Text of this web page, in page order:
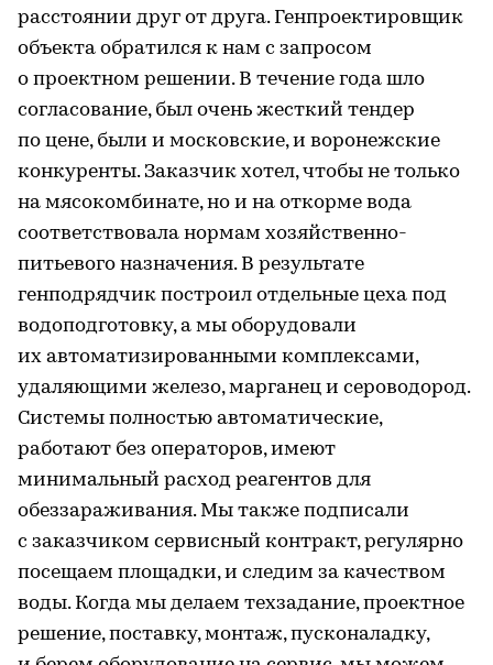
расстоянии друг от друга. Генпроектировщик
объекта обратился к нам с запросом
о проектном решении. В течение года шло
согласование, был очень жесткий тендер
по цене, были и московские, и воронежские
конкуренты. Заказчик хотел, чтобы не только
на мясокомбинате, но и на откорме вода
соответствовала нормам хозяйственно-
питьевого назначения. В результате
генподрядчик построил отдельные цеха под
водоподготовку, а мы оборудовали
их автоматизированными комплексами,
удаляющими железо, марганец и сероводород.
Системы полностью автоматические,
работают без операторов, имеют
минимальный расход реагентов для
обеззараживания. Мы также подписали
с заказчиком сервисный контракт, регулярно
посещаем площадки, и следим за качеством
воды. Когда мы делаем техзадание, проектное
решение, поставку, монтаж, пусконаладку,